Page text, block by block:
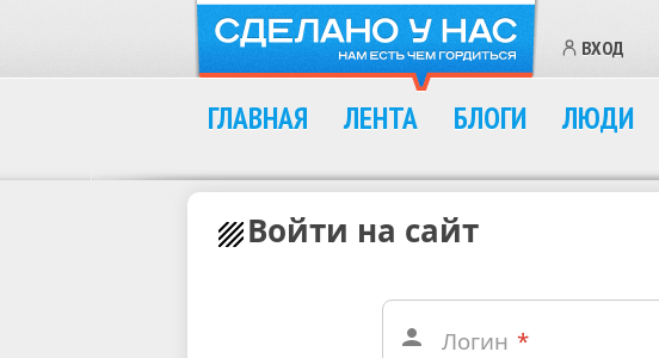
ВХОД
ГЛАВНАЯ ЛЕНТА БЛОГИ ЛЮДИ
Войти на сайт
Логин *